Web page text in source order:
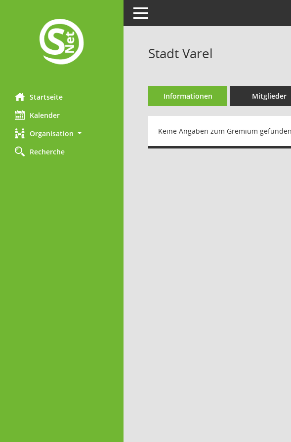
Startseite
Kalender
Organisation
Recherche
Toggle navigation
Stadt Varel
Informationen Mitglieder
Keine Angaben zum Gremium